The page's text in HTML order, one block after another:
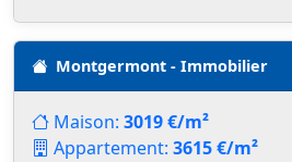
Montgermont - Immobilier
Maison: 3019 €/m²
Appartement: 3615 €/m²